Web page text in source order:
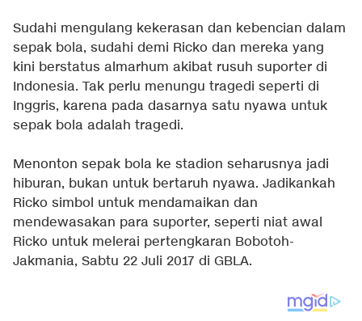
Sudahi mengulang kekerasan dan kebencian dalam
sepak bola, sudahi demi Ricko dan mereka yang
kini berstatus almarhum akibat rusuh suporter di
Indonesia. Tak perlu menungu tragedi seperti di
Inggris, karena pada dasarnya satu nyawa untuk
sepak bola adalah tragedi.
Menonton sepak bola ke stadion seharusnya jadi
hiburan, bukan untuk bertaruh nyawa. Jadikankah
Ricko simbol untuk mendamaikan dan
mendewasakan para suporter, seperti niat awal
Ricko untuk melerai pertengkaran Bobotoh-
Jakmania, Sabtu 22 Juli 2017 di GBLA.